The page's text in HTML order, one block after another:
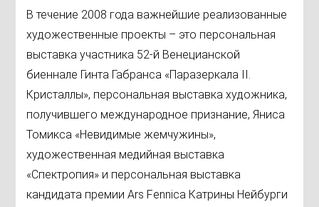
В течение 2008 года важнейшие реализованные
художественные проекты – это персональная
выставка участника 52-й Венецианской
биеннале Гинта Габранса «Паразеркала II.
Кристаллы», персональная выставка художника,
получившего международное признание, Яниса
Томикса «Невидимые жемчужины»,
художественная медийная выставка
«Спектропия» и персональная выставка
кандидата премии Ars Fennica Катрины Нейбурги